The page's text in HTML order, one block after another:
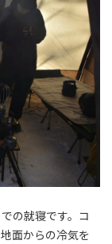
の就寝です。コ
面からの冷気を